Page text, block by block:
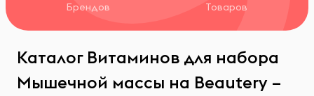
Брендов Товаров
Каталог Витаминов для набора
Мышечной массы на Beautery –